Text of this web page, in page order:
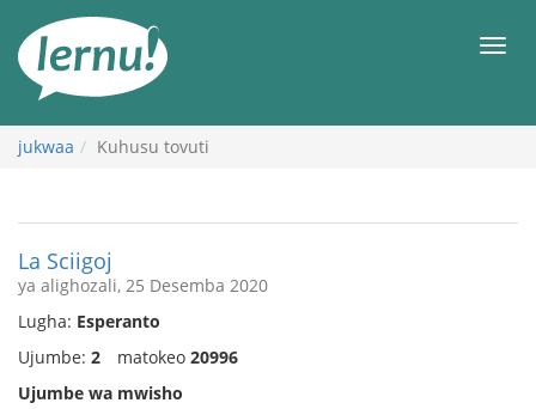
maudhui
jukwaa Kuhusu tovuti
La Sciigoj
ya alighozali, 25 Desemba 2020
Lugha: Esperanto
Ujumbe: 2 matokeo 20996
Ujumbe wa mwisho